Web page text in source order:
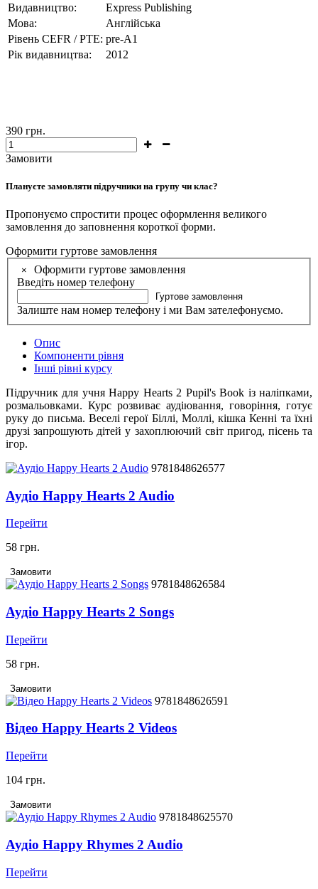
Видавництво:
Express Publishing
Мова:
Англійська
Рівень CEFR / PTE: pre-А1
Рік видавництва:
2012
390 грн.
Замовити
Плануєте замовляти підручники на групу чи клас?
Пропонуємо спростити процес оформлення великого
замовлення до заповнення короткої форми.
Оформити гуртове замовлення
×
Оформити гуртове замовлення
Введіть номер телефону
Гуртове замовлення
Залиште нам номер телефону і ми Вам зателефонуємо.
Опис
Компоненти рівня
Інші рівні курсу
Підручник для учня Happy Hearts 2 Pupil's Book із наліпками,
розмальовками. Курс розвиває аудіювання, говоріння, готує
руку до письма. Веселі герої Біллі, Моллі, кішка Кенні та їхні
друзі запрошують дітей у захоплюючий світ пригод, пісень та
ігор.
9781848626577
Аудіо Happy Hearts 2 Audio
Перейти
58 грн.
Замовити
9781848626584
Аудіо Happy Hearts 2 Songs
Перейти
58 грн.
Замовити
9781848626591
Відео Happy Hearts 2 Videos
Перейти
104 грн.
Замовити
9781848625570
Аудіо Happy Rhymes 2 Audio
Перейти